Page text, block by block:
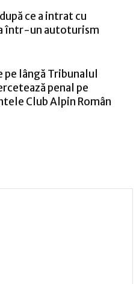
ce a intrat cu
într-un autoturism
pe lângă Tribunalul
penal pe
Club Alpin Român